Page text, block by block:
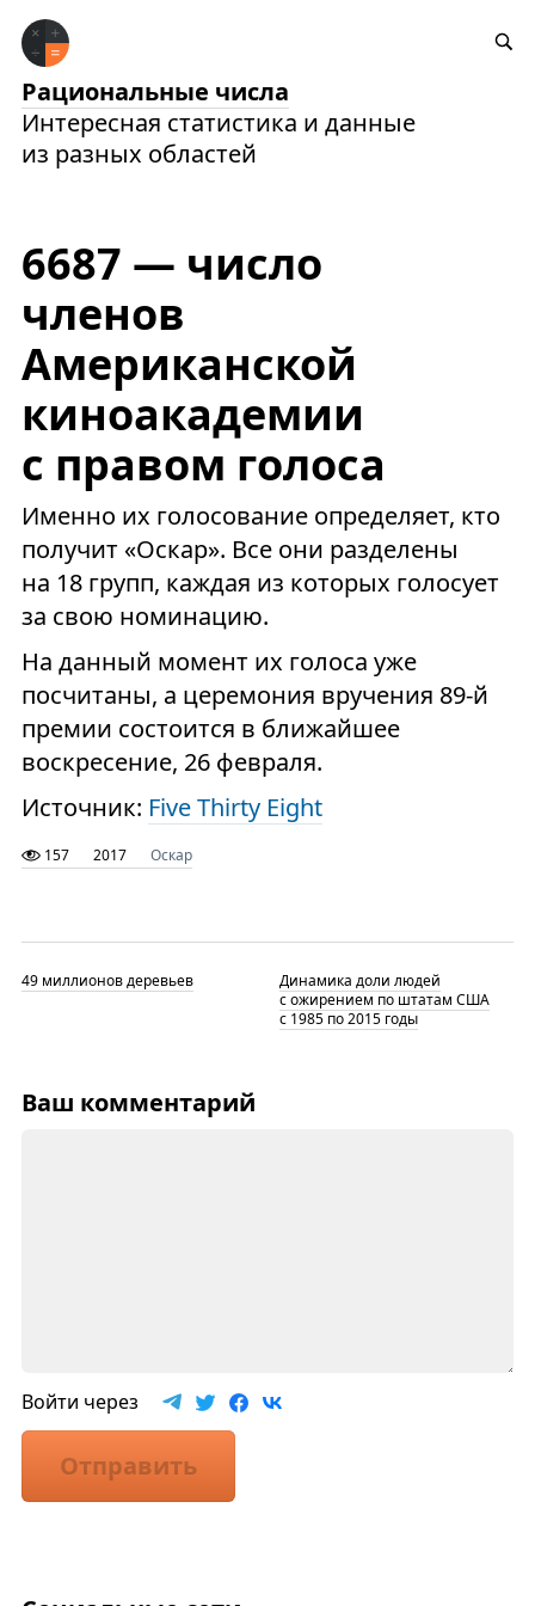
Рациональные числа
Интересная статистика и данные
из разных областей
6687 — число
членов
Американской
киноакадемии
с правом голоса
Именно их голосование определяет, кто
получит «Оскар». Все они разделены
на 18 групп, каждая из которых голосует
за свою номинацию.
На данный момент их голоса уже
посчитаны, а церемония вручения 89-й
премии состоится в ближайшее
воскресение, 26 февраля.
Источник: Five Thirty Eight
157 2017 Оскар
49 миллионов деревьев
Динамика доли людей
с ожирением по штатам США
с 1985 по 2015 годы
Ваш комментарий
Войти через
Отправить